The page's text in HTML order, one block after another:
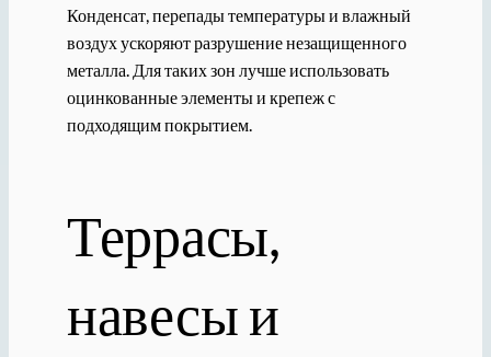
Конденсат, перепады температуры и влажный
воздух ускоряют разрушение незащищенного
металла. Для таких зон лучше использовать
оцинкованные элементы и крепеж с
подходящим покрытием.
Террасы,
навесы и